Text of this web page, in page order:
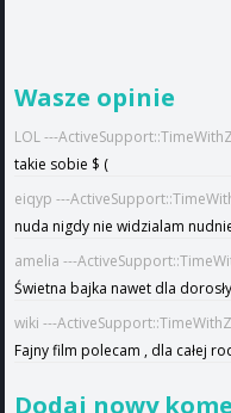
Wasze opinie
LOL ---
takie sobie $ (
eiqyp ---
nuda nigdy nie widzialam
amelia ---
Świetna bajka nawet dla
wiki ---
Fajny film polecam , dla całej
Dodaj nowy